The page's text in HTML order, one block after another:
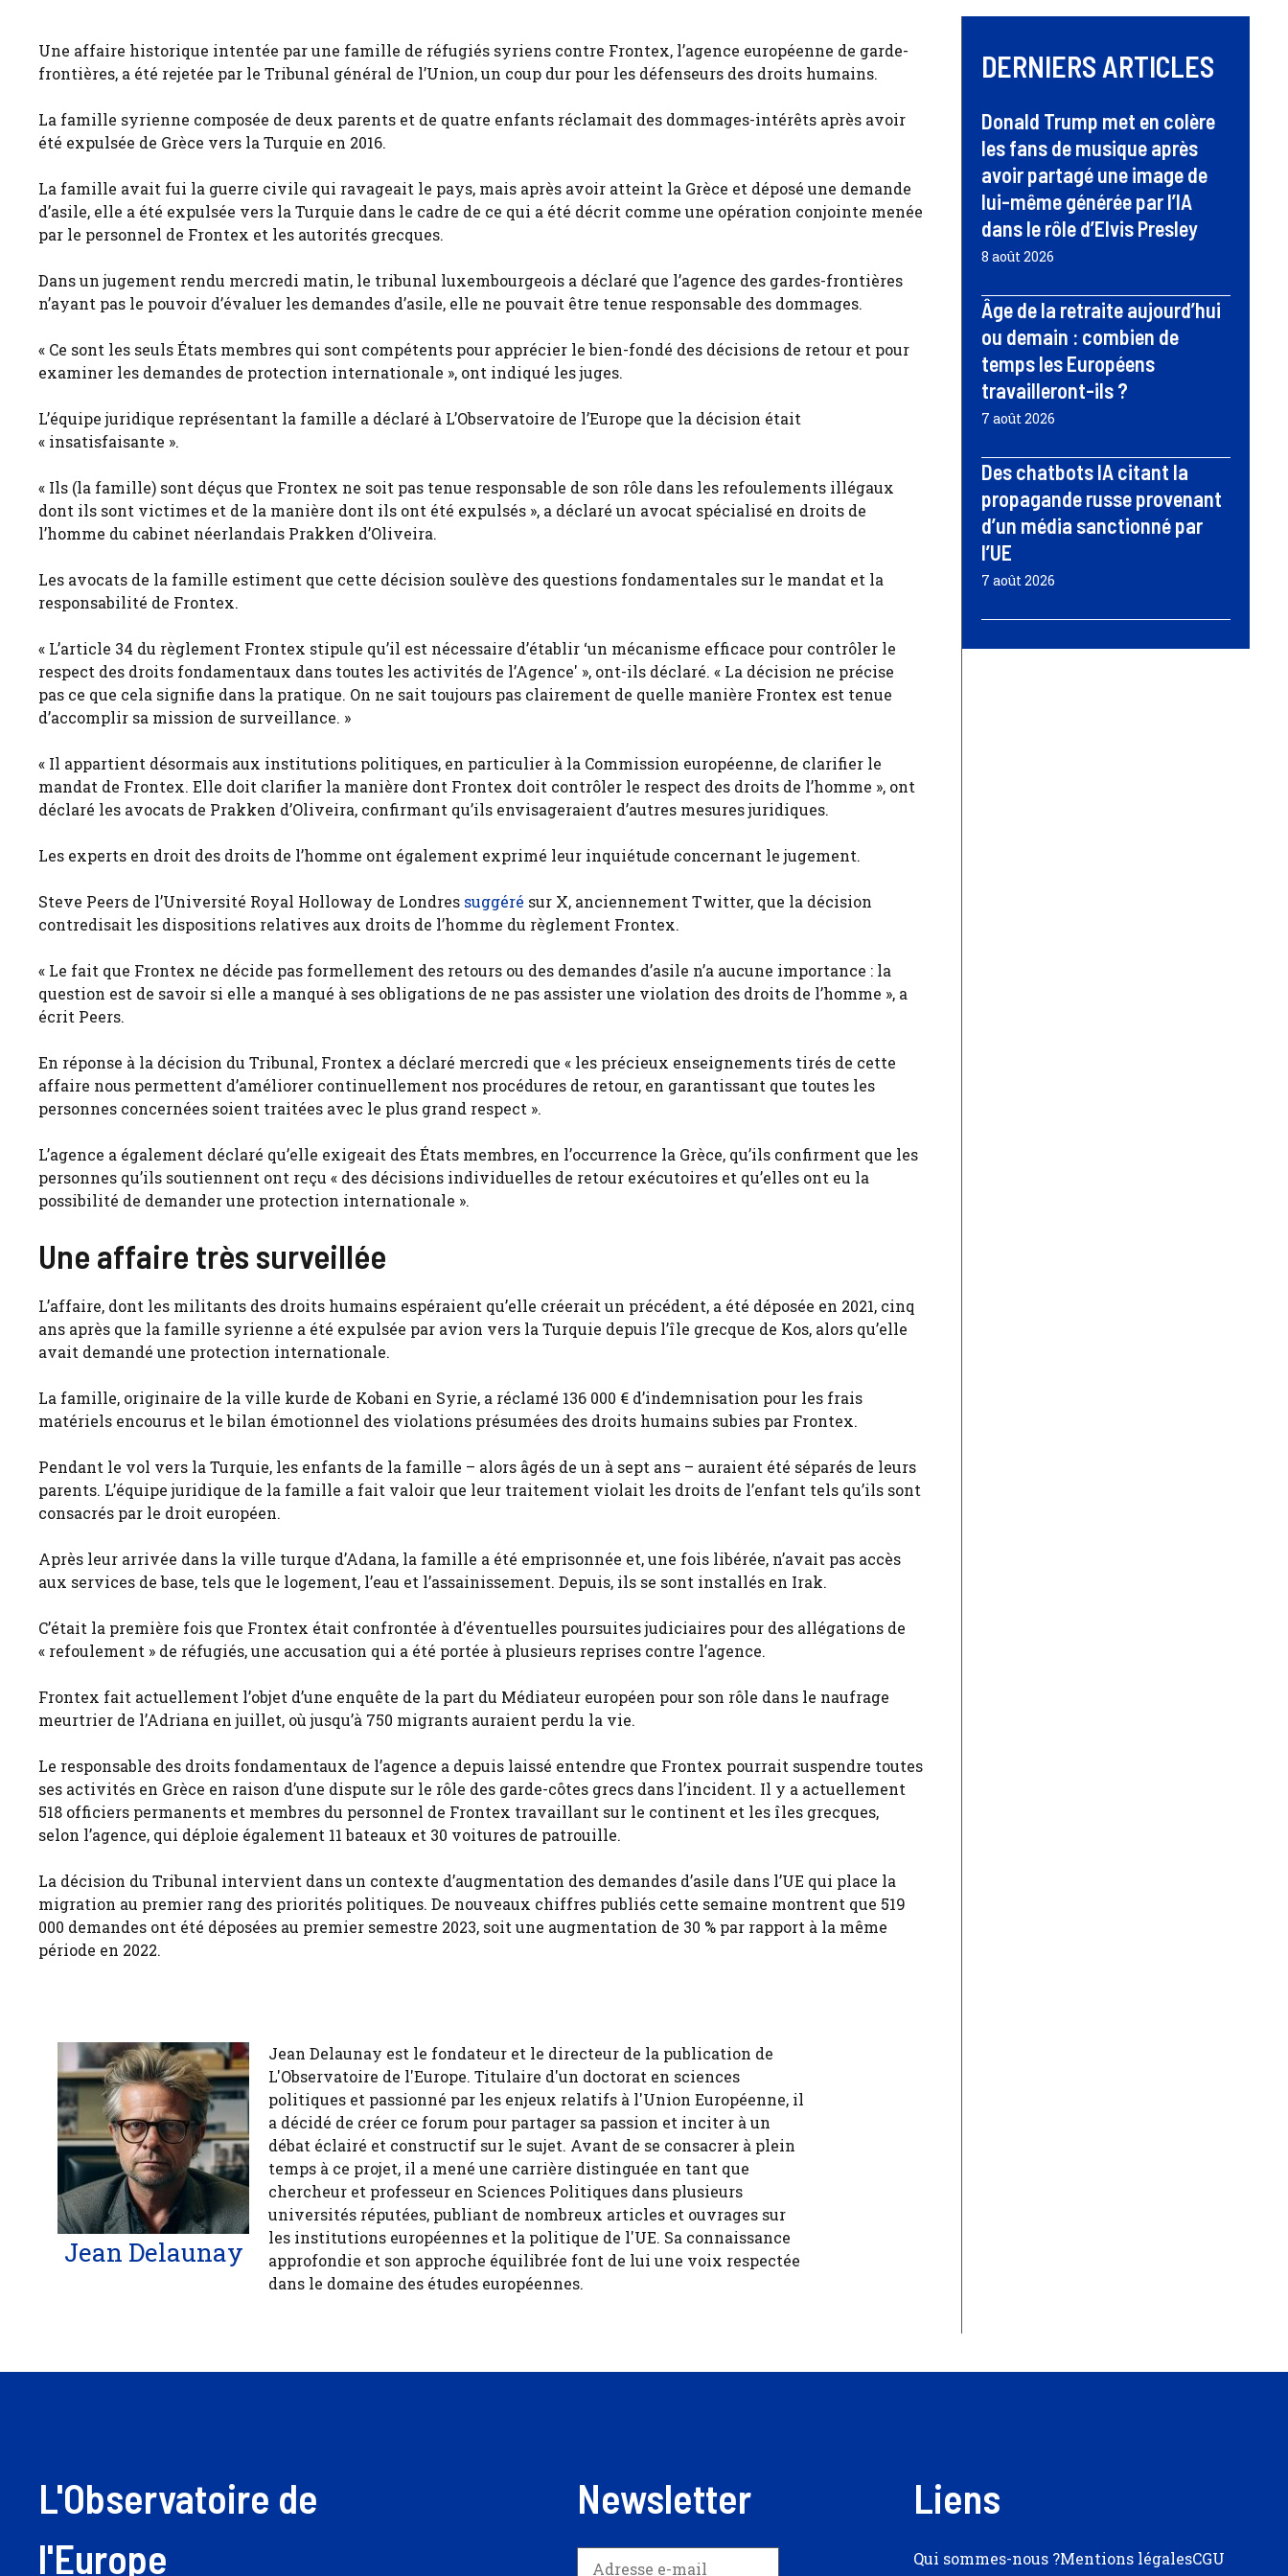
Une affaire historique intentée par une famille de réfugiés syriens contre Frontex, l’agence européenne de garde-
frontières, a été rejetée par le Tribunal général de l’Union, un coup dur pour les défenseurs des droits humains.
La famille syrienne composée de deux parents et de quatre enfants réclamait des dommages-intérêts après avoir
été expulsée de Grèce vers la Turquie en 2016.
La famille avait fui la guerre civile qui ravageait le pays, mais après avoir atteint la Grèce et déposé une demande
d’asile, elle a été expulsée vers la Turquie dans le cadre de ce qui a été décrit comme une opération conjointe menée
par le personnel de Frontex et les autorités grecques.
Dans un jugement rendu mercredi matin, le tribunal luxembourgeois a déclaré que l’agence des gardes-frontières
n’ayant pas le pouvoir d’évaluer les demandes d’asile, elle ne pouvait être tenue responsable des dommages.
« Ce sont les seuls États membres qui sont compétents pour apprécier le bien-fondé des décisions de retour et pour
examiner les demandes de protection internationale », ont indiqué les juges.
L’équipe juridique représentant la famille a déclaré à L’Observatoire de l’Europe que la décision était
« insatisfaisante ».
« Ils (la famille) sont déçus que Frontex ne soit pas tenue responsable de son rôle dans les refoulements illégaux
dont ils sont victimes et de la manière dont ils ont été expulsés », a déclaré un avocat spécialisé en droits de
l’homme du cabinet néerlandais Prakken d’Oliveira.
Les avocats de la famille estiment que cette décision soulève des questions fondamentales sur le mandat et la
responsabilité de Frontex.
« L’article 34 du règlement Frontex stipule qu’il est nécessaire d’établir ‘un mécanisme efficace pour contrôler le
respect des droits fondamentaux dans toutes les activités de l’Agence' », ont-ils déclaré. « La décision ne précise
pas ce que cela signifie dans la pratique. On ne sait toujours pas clairement de quelle manière Frontex est tenue
d’accomplir sa mission de surveillance. »
« Il appartient désormais aux institutions politiques, en particulier à la Commission européenne, de clarifier le
mandat de Frontex. Elle doit clarifier la manière dont Frontex doit contrôler le respect des droits de l’homme », ont
déclaré les avocats de Prakken d’Oliveira, confirmant qu’ils envisageraient d’autres mesures juridiques.
Les experts en droit des droits de l’homme ont également exprimé leur inquiétude concernant le jugement.
Steve Peers de l’Université Royal Holloway de Londres suggéré sur X, anciennement Twitter, que la décision
contredisait les dispositions relatives aux droits de l’homme du règlement Frontex.
« Le fait que Frontex ne décide pas formellement des retours ou des demandes d’asile n’a aucune importance : la
question est de savoir si elle a manqué à ses obligations de ne pas assister une violation des droits de l’homme », a
écrit Peers.
En réponse à la décision du Tribunal, Frontex a déclaré mercredi que « les précieux enseignements tirés de cette
affaire nous permettent d’améliorer continuellement nos procédures de retour, en garantissant que toutes les
personnes concernées soient traitées avec le plus grand respect ».
L’agence a également déclaré qu’elle exigeait des États membres, en l’occurrence la Grèce, qu’ils confirment que les
personnes qu’ils soutiennent ont reçu « des décisions individuelles de retour exécutoires et qu’elles ont eu la
possibilité de demander une protection internationale ».
Une affaire très surveillée
L’affaire, dont les militants des droits humains espéraient qu’elle créerait un précédent, a été déposée en 2021, cinq
ans après que la famille syrienne a été expulsée par avion vers la Turquie depuis l’île grecque de Kos, alors qu’elle
avait demandé une protection internationale.
La famille, originaire de la ville kurde de Kobani en Syrie, a réclamé 136 000 € d’indemnisation pour les frais
matériels encourus et le bilan émotionnel des violations présumées des droits humains subies par Frontex.
Pendant le vol vers la Turquie, les enfants de la famille – alors âgés de un à sept ans – auraient été séparés de leurs
parents. L’équipe juridique de la famille a fait valoir que leur traitement violait les droits de l’enfant tels qu’ils sont
consacrés par le droit européen.
Après leur arrivée dans la ville turque d’Adana, la famille a été emprisonnée et, une fois libérée, n’avait pas accès
aux services de base, tels que le logement, l’eau et l’assainissement. Depuis, ils se sont installés en Irak.
C’était la première fois que Frontex était confrontée à d’éventuelles poursuites judiciaires pour des allégations de
« refoulement » de réfugiés, une accusation qui a été portée à plusieurs reprises contre l’agence.
Frontex fait actuellement l’objet d’une enquête de la part du Médiateur européen pour son rôle dans le naufrage
meurtrier de l’Adriana en juillet, où jusqu’à 750 migrants auraient perdu la vie.
Le responsable des droits fondamentaux de l’agence a depuis laissé entendre que Frontex pourrait suspendre toutes
ses activités en Grèce en raison d’une dispute sur le rôle des garde-côtes grecs dans l’incident. Il y a actuellement
518 officiers permanents et membres du personnel de Frontex travaillant sur le continent et les îles grecques,
selon l’agence, qui déploie également 11 bateaux et 30 voitures de patrouille.
La décision du Tribunal intervient dans un contexte d’augmentation des demandes d’asile dans l’UE qui place la
migration au premier rang des priorités politiques. De nouveaux chiffres publiés cette semaine montrent que 519
000 demandes ont été déposées au premier semestre 2023, soit une augmentation de 30 % par rapport à la même
période en 2022.
Jean Delaunay
Jean Delaunay est le fondateur et le directeur de la publication de
L'Observatoire de l'Europe. Titulaire d'un doctorat en sciences
politiques et passionné par les enjeux relatifs à l'Union Européenne, il
a décidé de créer ce forum pour partager sa passion et inciter à un
débat éclairé et constructif sur le sujet. Avant de se consacrer à plein
temps à ce projet, il a mené une carrière distinguée en tant que
chercheur et professeur en Sciences Politiques dans plusieurs
universités réputées, publiant de nombreux articles et ouvrages sur
les institutions européennes et la politique de l'UE. Sa connaissance
approfondie et son approche équilibrée font de lui une voix respectée
dans le domaine des études européennes.
DERNIERS ARTICLES
Donald Trump met en colère
les fans de musique après
avoir partagé une image de
lui-même générée par l’IA
dans le rôle d’Elvis Presley
8 août 2026
Âge de la retraite aujourd’hui
ou demain : combien de
temps les Européens
travailleront-ils ?
7 août 2026
Des chatbots IA citant la
propagande russe provenant
d’un média sanctionné par
l’UE
7 août 2026
L'Observatoire de
l'Europe
Newsletter Liens
Qui sommes-nous ?Mentions légalesCGU